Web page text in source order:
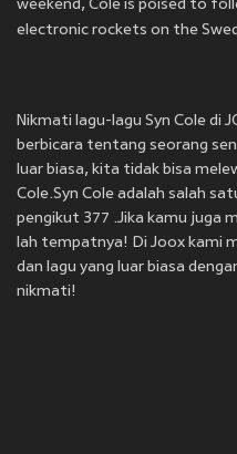
weekend, Cole is poised to
electronic rockets on the
Nikmati lagu-lagu Syn Cole di
berbicara tentang seorang
luar biasa, kita tidak bisa
Cole.Syn Cole adalah salah
pengikut 377 .Jika kamu juga
lah tempatnya! Di Joox kami
dan lagu yang luar biasa
nikmati!